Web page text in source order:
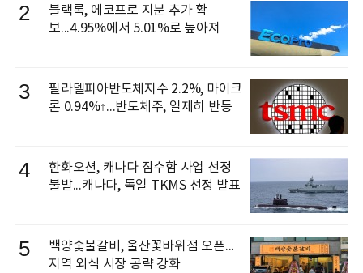
2
블랙록, 에코프로 지분 추가 확
보...4.95%에서 5.01%로 높아져
3
필라델피아반도체지수 2.2%, 마이크
론 0.94%↑...반도체주, 일제히 반등
4
한화오션, 캐나다 잠수함 사업 선정
불발...캐나다, 독일 TKMS 선정 발표
5
백양숯불갈비, 울산꽃바위점 오픈...
지역 외식 시장 공략 강화